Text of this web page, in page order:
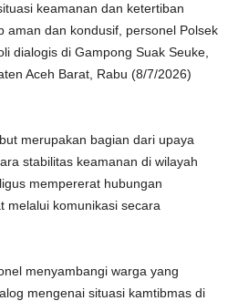
keamanan dan ketertiban
aman dan kondusif, personel Polsek
dialogis di Gampong Suak Seuke,
Aceh Barat, Rabu (8/7/2026)
merupakan bagian dari upaya
stabilitas keamanan di wilayah
mempererat hubungan
melalui komunikasi secara
menyambangi warga yang
mengenai situasi kamtibmas di